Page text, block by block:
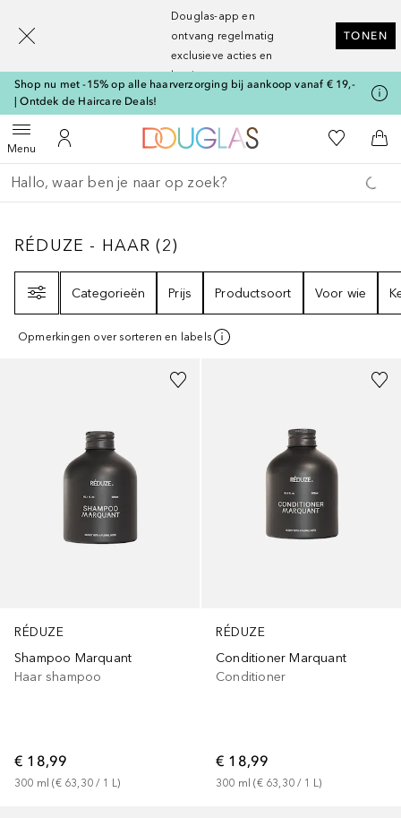
Douglas-app en
ontvang regelmatig
exclusieve acties en
kortingen
TONEN
Shop nu met -15% op alle haarverzorging bij aankoop vanaf € 19,-
| Ontdek de Haircare Deals!
MenuOpen menuNaar Mijn Account
Naar Douglas Home
Naar Mijn
Ga terug
Zoekopdracht uitvoeren
RÉDUZE - HAAR2
RÉDUZE - HAAR (2)
Categorieën
Prijs Productsoort Voor wie
Opmerkingen over sorteren en labels
RÉDUZE
Shampoo Marquant
Haar shampoo
€ 18,99
300 ml (€ 63,30 / 1 L)
RÉDUZE
Conditioner Marquant
Conditioner
€ 18,99
300 ml (€ 63,30 / 1 L)
[navigation.slideout.screenreader]